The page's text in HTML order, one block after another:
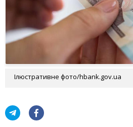
Ілюстративне фото/hbank.gov.ua